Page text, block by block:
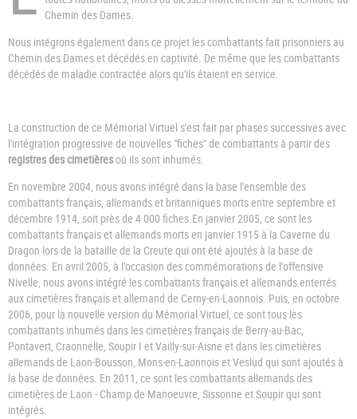
Chemin des Dames.
Nous intégrons également dans ce projet les combattants fait prisonniers au
Chemin des Dames et décédés en captivité. De même que les combattants
décédés de maladie contractée alors qu'ils étaient en service.
La construction de ce Mémorial Virtuel s'est fait par phases successives avec
l'intégration progressive de nouvelles "fiches" de combattants à partir des
registres des cimetièresoù ils sont inhumés.
En novembre 2004, nous avons intégré dans la base l'ensemble des
combattants français, allemands et britanniques morts entre septembre et
décembre 1914, soit près de 4 000 fiches.En janvier 2005, ce sont les
combattants français et allemands morts en janvier 1915 à la Caverne du
Dragon lors de la bataille de la Creute qui ont été ajoutés à la base de
données. En avril 2005, à l'occasion des commémorations de l'offensive
Nivelle, nous avons intégré les combattants français et allemands enterrés
aux cimetières français et allemand de Cerny-en-Laonnois. Puis, en octobre
2006, pour la nouvelle version du Mémorial Virtuel, ce sont tous les
combattants inhumés dans les cimetières français de Berry-au-Bac,
Pontavert, Craonnelle, Soupir I et Vailly-sur-Aisne et dans les cimetières
allemands de Laon-Bousson, Mons-en-Laonnois et Veslud qui sont ajoutés à
la base de données. En 2011, ce sont les combattants allemands des
cimetières de Laon - Champ de Manoeuvre, Sissonne et Soupir qui sont
intégrés.